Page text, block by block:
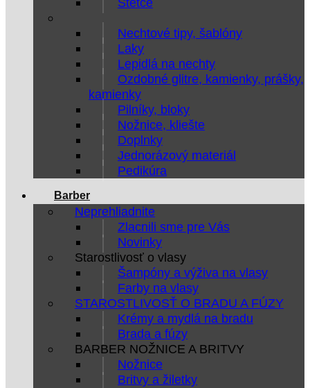
Nechtové tipy, šablóny
Laky
Lepidlá na nechty
Ozdobné glitre, kamienky, prášky,
kamienky
Pilníky, bloky
Nožnice, kliešte
Doplnky
Jednorázový materiál
Pedikúra
Barber
Neprehliadnite
Zlacnili sme pre Vás
Novinky
Starostlivosť o vlasy
Šampóny a výživa na vlasy
Farby na vlasy
STAROSTLIVOSŤ O BRADU A FÚZY
Krémy a mydlá na bradu
Brada a fúzy
BARBER NOŽNICE A BRITVY
Nožnice
Britvy a žiletky